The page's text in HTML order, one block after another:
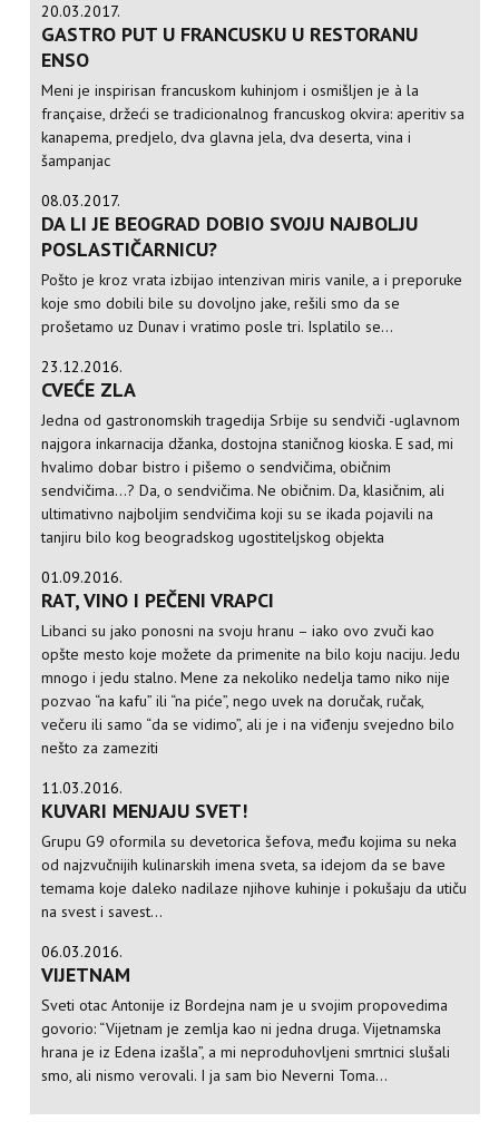
20.03.2017.
GASTRO PUT U FRANCUSKU U RESTORANU
ENSO
Meni je inspirisan francuskom kuhinjom i osmišljen je à la
française, držeći se tradicionalnog francuskog okvira: aperitiv sa
kanapema, predjelo, dva glavna jela, dva deserta, vina i
šampanjac
08.03.2017.
DA LI JE BEOGRAD DOBIO SVOJU NAJBOLJU
POSLASTIČARNICU?
Pošto je kroz vrata izbijao intenzivan miris vanile, a i preporuke
koje smo dobili bile su dovoljno jake, rešili smo da se
prošetamo uz Dunav i vratimo posle tri. Isplatilo se...
23.12.2016.
CVEĆE ZLA
Jedna od gastronomskih tragedija Srbije su sendviči -uglavnom
najgora inkarnacija džanka, dostojna staničnog kioska. E sad, mi
hvalimo dobar bistro i pišemo o sendvičima, običnim
sendvičima...? Da, o sendvičima. Ne običnim. Da, klasičnim, ali
ultimativno najboljim sendvičima koji su se ikada pojavili na
tanjiru bilo kog beogradskog ugostiteljskog objekta
01.09.2016.
RAT, VINO I PEČENI VRAPCI
Libanci su jako ponosni na svoju hranu – iako ovo zvuči kao
opšte mesto koje možete da primenite na bilo koju naciju. Jedu
mnogo i jedu stalno. Mene za nekoliko nedelja tamo niko nije
pozvao “na kafu” ili “na piće”, nego uvek na doručak, ručak,
večeru ili samo “da se vidimo”, ali je i na viđenju svejedno bilo
nešto za zameziti
11.03.2016.
KUVARI MENJAJU SVET!
Grupu G9 oformila su devetorica šefova, među kojima su neka
od najzvučnijih kulinarskih imena sveta, sa idejom da se bave
temama koje daleko nadilaze njihove kuhinje i pokušaju da utiču
na svest i savest...
06.03.2016.
VIJETNAM
Sveti otac Antonije iz Bordejna nam je u svojim propovedima
govorio: “Vijetnam je zemlja kao ni jedna druga. Vijetnamska
hrana je iz Edena izašla”, a mi neproduhovljeni smrtnici slušali
smo, ali nismo verovali. I ja sam bio Neverni Toma...